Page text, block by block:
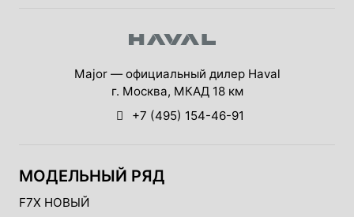
Major — официальный дилер Haval
г. Москва, МКАД 18 км
+7 (495) 154-46-91
МОДЕЛЬНЫЙ РЯД
F7X НОВЫЙ